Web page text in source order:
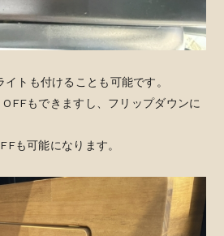
トも付けることも可能です。
もできますし、フリップダウンに
も可能になります。